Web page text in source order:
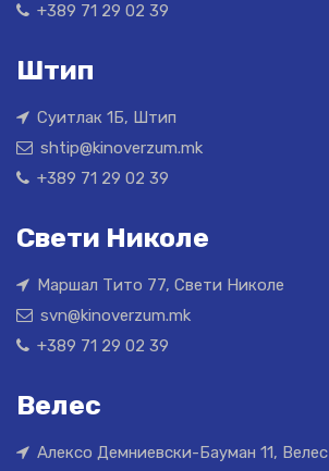
+389 71 29 02 39
Штип
Суитлак 1Б, Штип
shtip@kinoverzum.mk
+389 71 29 02 39
Свети Николе
Маршал Тито 77, Свети Николе
svn@kinoverzum.mk
+389 71 29 02 39
Велес
Алексо Демниевски-Бауман 11, Велес